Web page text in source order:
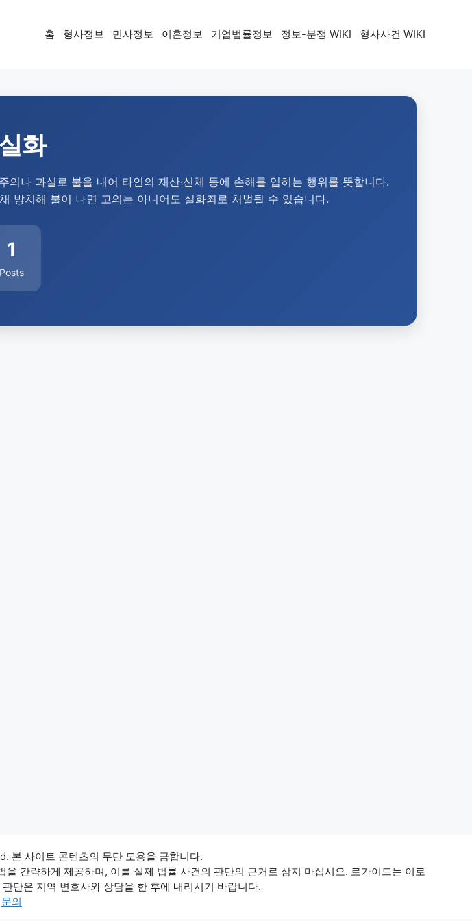
홈 형사정보 민사정보 이혼정보 기업법률정보 정보-분쟁 WIKI 형사사건 WIKI
화
의나 과실로 불을 내어 타인의 재산·신체 등에 손해를 입히는 행위를 뜻합니다.
방치해 불이 나면 고의는 아니어도 실화죄로 처벌될 수 있습니다.
1
Posts
사이트 콘텐츠의 무단 도용을 금합니다.
간략하게 제공하며, 이를 실제 법률 사건의 판단의 근거로 삼지 마십시오. 로가이드는 이로
단은 지역 변호사와 상담을 한 후에 내리시기 바랍니다.
문의